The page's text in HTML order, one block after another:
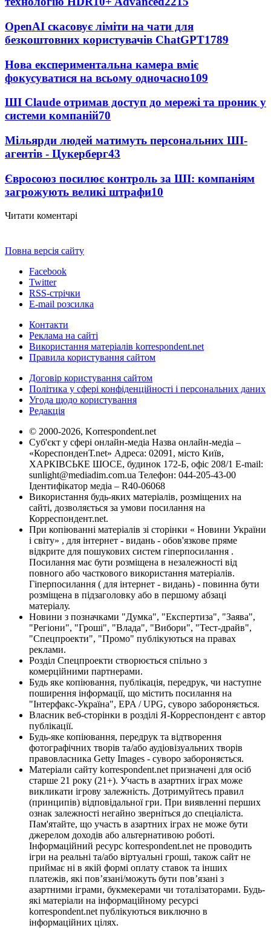
OpenAI скасовує ліміти на чати для
безкоштовних користувачів ChatGPT1789
Нова експериментальна камера вміє
фокусуватися на всьому одночасно109
ШІ Claude отримав доступ до мережі та проник у
системи компаній70
Мільярди людей матимуть персональних ШІ-
агентів - Цукерберг43
Євросоюз посилює контроль за ШІ: компаніям
загрожують великі штрафи10
Читати коментарі
Повна версія сайту
Facebook
Twitter
RSS-стрічки
E-mail розсилка
Контакти
Реклама на сайті
Використання матеріалів korrespondent.net
Правила користування сайтом
Договір користування сайтом
Політика у сфері конфіденційності і персональних даних
Угода щодо користування
Редакція
© 2000-2026, Korrespondent.net
Суб'єкт у сфері онлайн-медіа Назва онлайн-медіа –
«КореспонденТ.net» Адреса: 02091, місто Київ,
ХАРКІВСЬКЕ ШОСЕ, будинок 172-Б, офіс 208/1 E-mail:
sunlight@mediadim.com.ua Телефон: 044-205-43-00
Ідентифікатор медіа – R40-06068
Використання будь-яких матеріалів, розміщених на
сайті, дозволяється за умови посилання на
Корреспондент.net.
При копіюванні матеріалів зі сторінки « Новини України
і світу» , для інтернет - видань - обов'язкове пряме
відкрите для пошукових систем гіперпосилання .
Посилання має бути розміщена в незалежності від
повного або часткового використання матеріалів.
Гіперпосилання ( для інтернет - видань) - повинна бути
розміщена в підзаголовку або в першому абзаці
матеріалу.
Новини з позначками "Думка", "Експертиза", "Заява",
"Регіони", "Гроші", "Влада", "Вибори", "Тест-драйв",
"Спецпроекти", "Промо" публікуються на правах
реклами.
Розділ Спецпроекти створюється спільно з
комерційними партнерами.
Будь яке копіювання, публікація, передрук, чи наступне
поширення інформації, що містить посилання на
"Інтерфакс-Україна", EPA / UPG, суворо забороняється.
Власник веб-сторінки в розділі Я-Корреспондент є автор
публікації.
Будь-яке копіювання, передрук та відтворення
фотографічних творів та/або аудіовізуальних творів
правовласника Getty Images - суворо забороняється.
Матеріали сайту korrespondent.net призначені для осіб
старше 21 року (21+). Участь в азартних іграх може
викликати ігрову залежність. Дотримуйтесь правил
(принципів) відповідальної гри. При виявленні перших
ознак залежності негайно зверніться до спеціаліста.
Пам'ятайте, що участь в азартних іграх не може бути
джерелом доходів або альтернативою роботі.
Інформаційний ресурс korrespondent.net не проводить
ігри на реальні та/або віртуальні гроші, також сайт не
приймає ні в якій формі оплату ставок та інших
платежів, які пов’язані/можуть бути пов’язані з
азартними іграми, букмекерами чи тоталізаторами. Будь-
які матеріали на інформаційному ресурсі
korrespondent.net публікуються виключно в
інформаційних цілях.